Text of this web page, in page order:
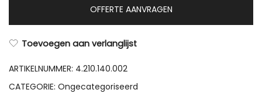
omvormer
-
enkelfasig
OFFERTE AANVRAGEN
Toevoegen aan verlanglijst
ARTIKELNUMMER: 4.210.140.002
CATEGORIE: Ongecategoriseerd